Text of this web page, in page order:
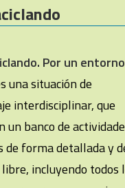
Por un
una situación de
interdisciplinar, que
un banco de
de forma detallada y
libre, incluyendo todos